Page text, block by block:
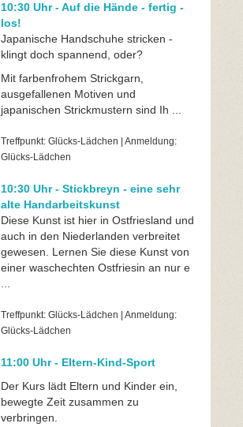
10:30 Uhr - Auf die Hände - fertig -
los!
Japanische Handschuhe stricken -
klingt doch spannend, oder?
Mit farbenfrohem Strickgarn,
ausgefallenen Motiven und
japanischen Strickmustern sind Ih ...
Treffpunkt: Glücks-Lädchen | Anmeldung:
Glücks-Lädchen
10:30 Uhr - Stickbreyn - eine sehr
alte Handarbeitskunst
Diese Kunst ist hier in Ostfriesland und
auch in den Niederlanden verbreitet
gewesen. Lernen Sie diese Kunst von
einer waschechten Ostfriesin an nur e
Treffpunkt: Glücks-Lädchen | Anmeldung:
Glücks-Lädchen
11:00 Uhr - Eltern-Kind-Sport
Der Kurs lädt Eltern und Kinder ein,
bewegte Zeit zusammen zu
verbringen.